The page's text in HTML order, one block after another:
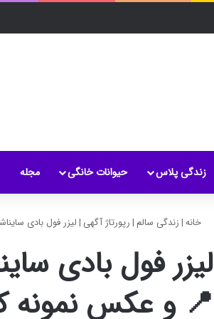
زندگی پلاس حیوانات خانگی مجله
خانه|زندگی سالم |رپورتاژ آگهی |لیزر فول بادی
لیزر فول بادی
📍 و عکس نمونه